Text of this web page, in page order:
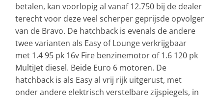
betalen, kan voorlopig al vanaf 12.750 bij de dealer
terecht voor deze veel scherper geprijsde opvolger
van de Bravo. De hatchback is evenals de andere
twee varianten als Easy of Lounge verkrijgbaar
met 1.4 95 pk 16v Fire benzinemotor of 1.6 120 pk
MultiJet diesel. Beide Euro 6 motoren. De
hatchback is als Easy al vrij rijk uitgerust, met
onder andere elektrisch verstelbare zijspiegels, in